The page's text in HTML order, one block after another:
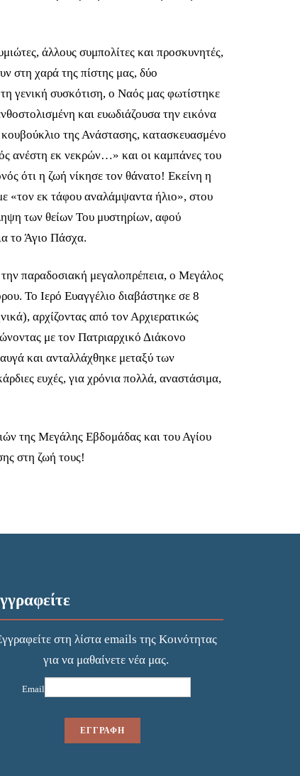
άλλους συμπολίτες και προσκυνητές,
στη χαρά της πίστης μας, δύο
γενική συσκότιση, ο Ναός μας φωτίστηκε
και ευωδιάζουσα την εικόνα
της Ανάστασης, κατασκευασμένο
ανέστη εκ νεκρών…» και οι καμπάνες του
ότι η ζωή νίκησε τον θάνατο! Εκείνη η
«τον εκ τάφου αναλάμψαντα ήλιο», στου
των θείων Του μυστηρίων, αφού
το Άγιο Πάσχα.
παραδοσιακή μεγαλοπρέπεια, ο Μεγάλος
Το Ιερό Ευαγγέλιο διαβάστηκε σε 8
αρχίζοντας από τον Αρχιερατικώς
με τον Πατριαρχικό Διάκονο
και ανταλλάχθηκε μεταξύ των
ευχές, για χρόνια πολλά, αναστάσιμα,
της Μεγάλης Εβδομάδας και του Αγίου
στη ζωή τους!
στη λίστα emails της Κοινότητας
για να μαθαίνετε νέα μας.
Email